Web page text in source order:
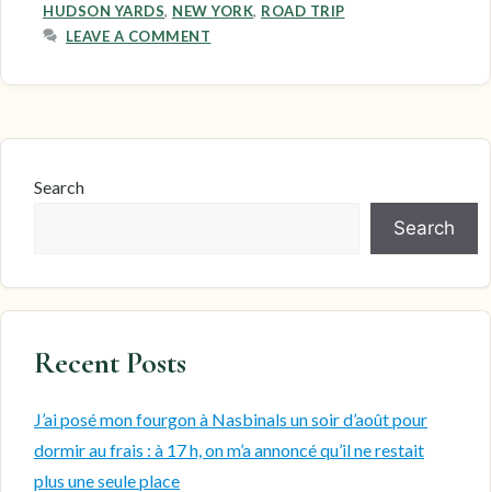
HUDSON YARDS, NEW YORK, ROAD TRIP
LEAVE A COMMENT
Search
Search
Recent Posts
J’ai posé mon fourgon à Nasbinals un soir d’août pour
dormir au frais : à 17 h, on m’a annoncé qu’il ne restait
plus une seule place